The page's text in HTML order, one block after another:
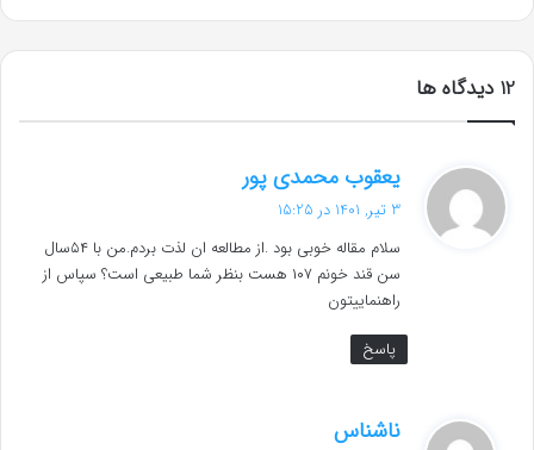
‫12 دیدگاه ها
یعقوب محمدی پور
:
3 تیر, 1401 در 15:25
سلام مقاله خوبی بود .از مطالعه ان لذت بردم.من با ۵۴سال
سن قند خونم ۱۰۷ هست بنظر شما طبیعی است؟ سپاس از
راهنماییتون
پاسخ
ناشناس